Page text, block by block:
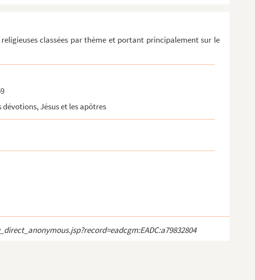
classées par thème et portant principalement sur le
dévotions, Jésus et les apôtres